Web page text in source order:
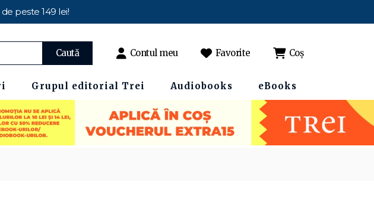
peste 149 lei!
Caută Contul meu Favorite Coș
Grupul editorial Trei Audiobooks eBooks